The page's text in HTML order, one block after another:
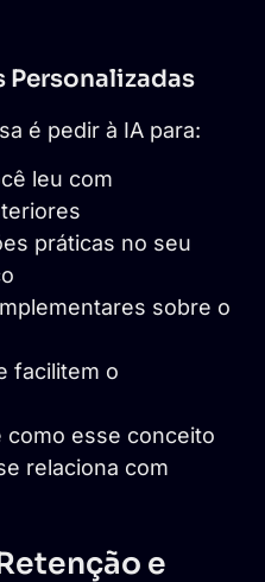
Personalizadas
é pedir à IA para:
leu com
práticas no seu
sobre o
facilitem o
como esse conceito
relaciona com
e